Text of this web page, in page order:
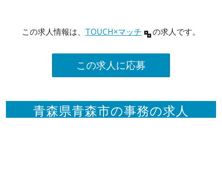
この求人情報は、 TOUCH×マッチ の求人です。
この求人に応募
青森県青森市の事務の求人